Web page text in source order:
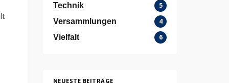
Technik
5
Versammlungen
4
Vielfalt
6
NEUESTE BEITRÄGE